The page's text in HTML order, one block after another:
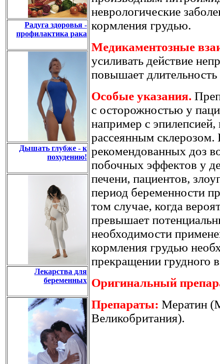
Радуга здоровья -
профилактика рака
Дышать глубже - к
похудению!
Лекарства для
беременных
неврологические
кормления грудью.
Медикаментозные
усиливать действие
повышает
Особые указания.
с осторожностью у
например с
рассеянным
рекомендованных доз
побочных эффектов у
печени, пациентов,
период беременности
том случае, когда
превышает
необходимости
кормления грудью
прекращении грудного
Оригинальный
Препараты: Мератин
Великобритания).